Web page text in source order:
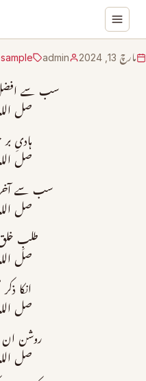
مارچ 13, 2024 admin
سب سے
صل
ہادیِ
صل
سب سے
صل
طلبِ خلق
صل
انکا
صل
روشن ان
صل